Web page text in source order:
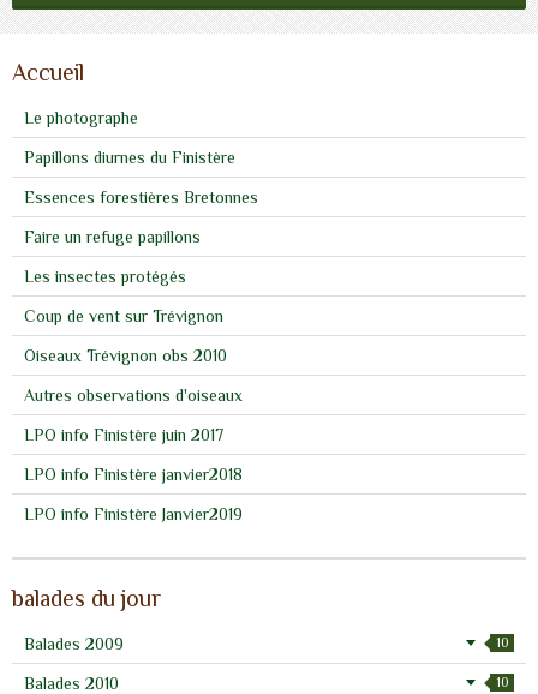
Accueil
Le photographe
Papillons diurnes du Finistère
Essences forestières Bretonnes
Faire un refuge papillons
Les insectes protégés
Coup de vent sur Trévignon
Oiseaux Trévignon obs 2010
Autres observations d'oiseaux
LPO info Finistère juin 2017
LPO info Finistère janvier2018
LPO info Finistère Janvier2019
balades du jour
Balades 2009 10
Balades 2010 10